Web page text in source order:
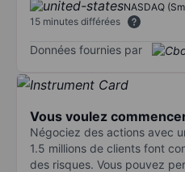
NASDAQ
15 minutes différées
Données fournies par
Vous voulez
Négociez des actions avec
1.5 millions de clients font
des risques. Vous pouvez